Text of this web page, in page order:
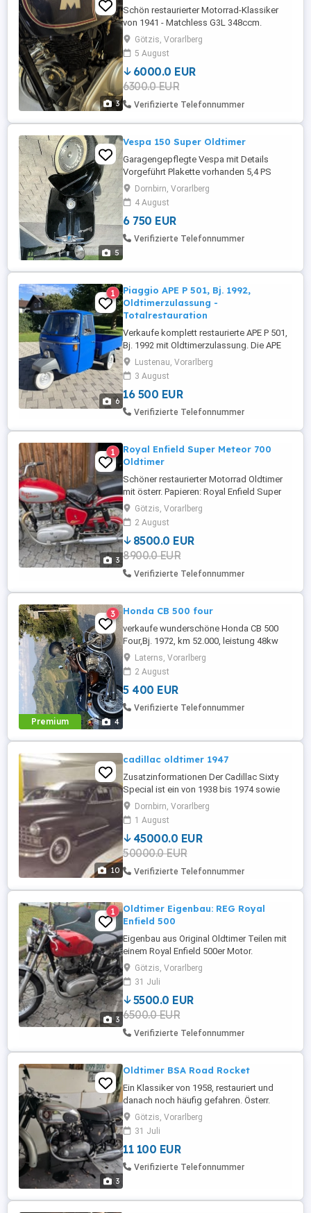
3
Schön restaurierter Motorrad-Klassiker
von 1941 - Matchless G3L 348ccm.
Götzis, Vorarlberg
5 August
6000.0 EUR
6300.0 EUR
Verifizierte Telefonnummer
5
Vespa 150 Super Oldtimer
Garagengepflegte Vespa mit Details
Vorgeführt Plakette vorhanden 5,4 PS
Zahlreiches Zubehör 240km Benzin
Dornbirn, Vorarlberg
4 August
6 750 EUR
Verifizierte Telefonnummer
6
1
Piaggio APE P 501, Bj. 1992,
Oldtimerzulassung -
Totalrestauration
Verkaufe komplett restaurierte APE P 501,
Bj. 1992 mit Oldtimerzulassung. Die APE
besteht fast komplett aus Neuteilen. Der
Motor wurde neu aufgebaut. Kabine und
Pritsche sandgestrahlt, speziell grundiert
und neu lackiert in Signalblau (RAL 5005).
Umfangreiche Dokumentation mit
Lustenau, Vorarlberg
3 August
16 500 EUR
Verifizierte Telefonnummer
3
1
Royal Enfield Super Meteor 700
Oldtimer
Schöner restaurierter Motorrad Oldtimer
mit österr. Papieren: Royal Enfield Super
Meteor 700 mit einer EZ von 1 1956.
Götzis, Vorarlberg
2 August
8500.0 EUR
8900.0 EUR
Verifizierte Telefonnummer
Premium 4
3 Honda CB 500 four
verkaufe wunderschöne Honda CB 500
Four,Bj. 1972, km 52.000, leistung 48kw
(65 PS) läuft einwandfrei.
Laterns, Vorarlberg
2 August
5 400 EUR
Verifizierte Telefonnummer
10
cadillac oldtimer 1947
Zusatzinformationen Der Cadillac Sixty
Special ist ein von 1938 bis 1974 sowie
von 1986 bis 1993 produziertes Pkw-
Modell der zum General Motors-Konzern
gehörenden US- amerikanischen
Fahrzeugmarke Cadillac. Nach
Wiederaufnahme der zivilen Produktion im
Mai 1946 blieb der Sixty Special (nun mit
der inoffiziellen Zusatzbezeichnung ...
Dornbirn, Vorarlberg
1 August
45000.0 EUR
50000.0 EUR
Verifizierte Telefonnummer
3
1
Oldtimer Eigenbau: REG Royal
Enfield 500
Eigenbau aus Original Oldtimer Teilen mit
einem Royal Enfield 500er Motor.
Schönes, sportliches Einzelstück ;-)
Götzis, Vorarlberg
31 Juli
5500.0 EUR
6500.0 EUR
Verifizierte Telefonnummer
3
Oldtimer BSA Road Rocket
Ein Klassiker von 1958, restauriert und
danach noch häufig gefahren. Österr.
Papiere.
Götzis, Vorarlberg
31 Juli
11 100 EUR
Verifizierte Telefonnummer